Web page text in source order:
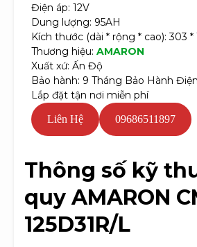
Điện áp: 12V
Dung lượng: 95AH
Kích thước (dài * rộng * cao): 303 *
Thương hiệu: AMARON
Xuất xứ: Ấn Độ
Bảo hành: 9 Tháng Bảo Hành
Lắp đặt tận nơi miễn phí
Liên Hệ 09686511897
Thông số kỹ
quy AMARON
125D31R/L